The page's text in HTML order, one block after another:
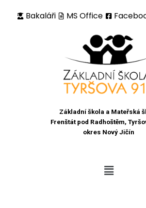
Bakaláři MS Office
Základní škola a Mateřská
Frenštát pod Radhoštěm,
okres Nový Jičín